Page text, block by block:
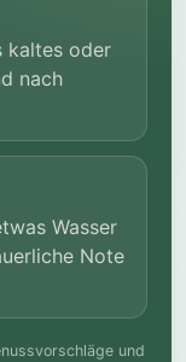
kaltes oder
nach
Wasser
Note
und